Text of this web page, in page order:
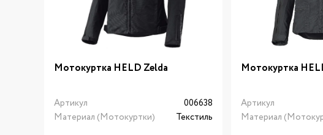
Мотокуртка HELD Zelda
Артикул
006638
Материал (Мотокуртки)
Текстиль
Мотокуртка
Артикул
Материал